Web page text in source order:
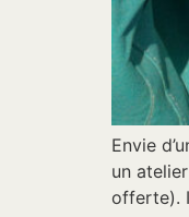
Envie
un
offerte).